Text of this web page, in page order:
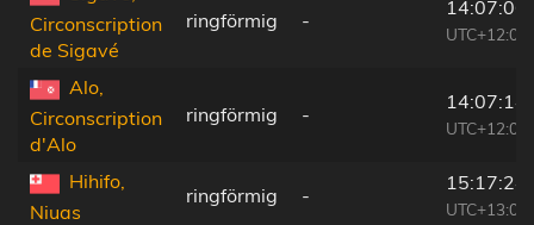
Circonscription
de Sigavé
ringförmig -
14:07:06
UTC+12:00
Alo,
Circonscription
d'Alo
ringförmig -
14:07:14
UTC+12:00
Hihifo,
Niuas
ringförmig -
15:17:24
UTC+13:00